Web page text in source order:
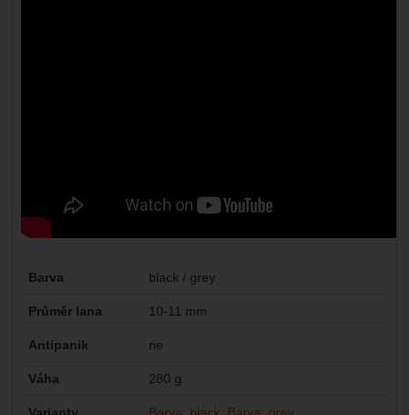
Parametry
Barva black / grey
Průměr lana 10-11 mm
Antipanik ne
Váha 280 g